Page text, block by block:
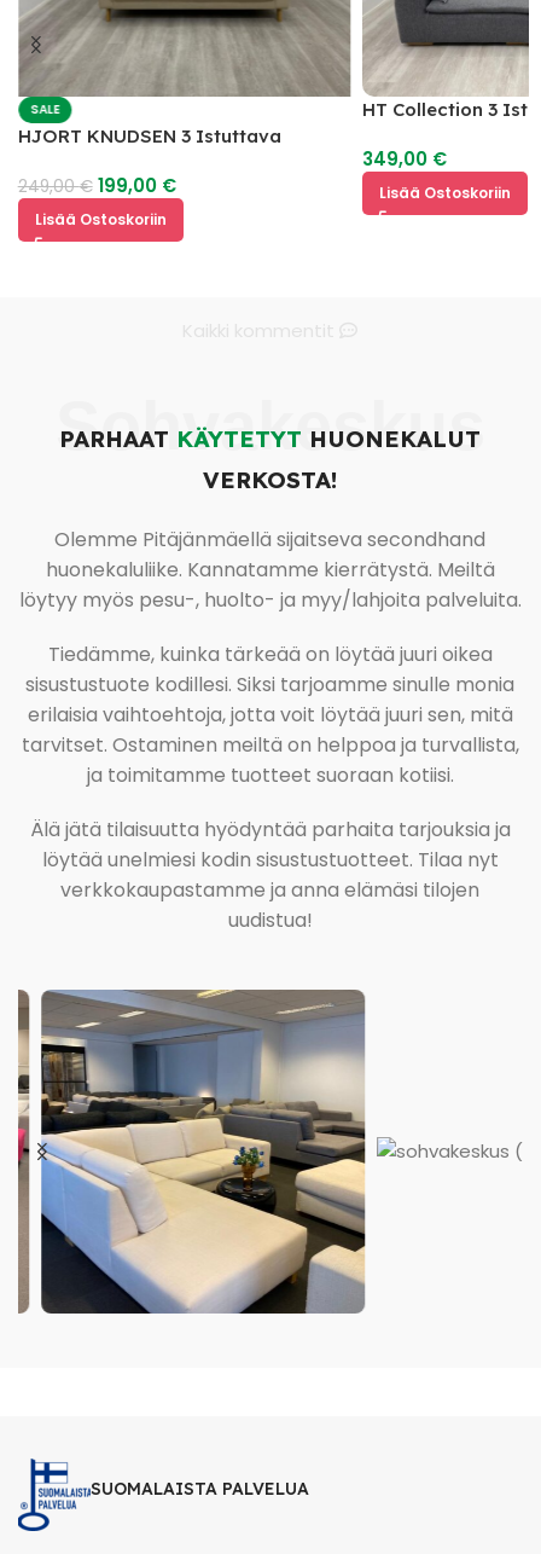
SALE
HJORT KNUDSEN 3 Istuttava
249,00€ 199,00 €
Lisää Ostoskoriin
HT Collection 3
349,00 €
Lisää Ostoskoriin
Sohvakeskus
PARHAAT KÄYTETYT HUONEKALUT
VERKOSTA!
Olemme Pitäjänmäellä sijaitseva secondhand
huonekaluliike. Kannatamme kierrätystä. Meiltä
löytyy myös pesu-, huolto- ja myy/lahjoita palveluita.
Tiedämme, kuinka tärkeää on löytää juuri oikea
sisustustuote kodillesi. Siksi tarjoamme sinulle monia
erilaisia vaihtoehtoja, jotta voit löytää juuri sen, mitä
tarvitset. Ostaminen meiltä on helppoa ja turvallista,
ja toimitamme tuotteet suoraan kotiisi.
Älä jätä tilaisuutta hyödyntää parhaita tarjouksia ja
löytää unelmiesi kodin sisustustuotteet. Tilaa nyt
verkkokaupastamme ja anna elämäsi tilojen
uudistua!
SUOMALAISTA PALVELUA